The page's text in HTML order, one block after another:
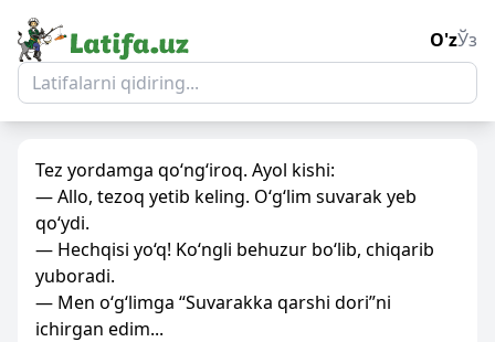
O'zЎз
Tez yordamga qo‘ng‘iroq. Ayol kishi:
— Allo, tezoq yetib keling. O‘g‘lim suvarak yeb
qo‘ydi.
— Hechqisi yo‘q! Ko‘ngli behuzur bo‘lib, chiqarib
yuboradi.
— Men o‘g‘limga “Suvarakka qarshi dori”ni
ichirgan edim...